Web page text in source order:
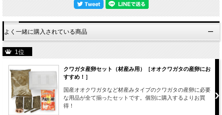
よく一緒に購入されている商品
1位
クワガタ産卵セット（材産み用）［オオクワガタの産卵にお
すすめ！］
国産オオクワガタなど材産みタイプのクワガタの産卵に必要
な用品が全て揃ったセットです。個別に購入するよりお買
得！